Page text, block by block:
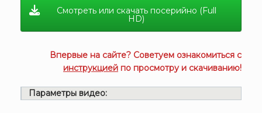
Смотреть или скачать посерийно (Full
HD)
Впервые на сайте? Советуем ознакомиться с
инструкцией по просмотру и скачиванию!
Параметры видео: